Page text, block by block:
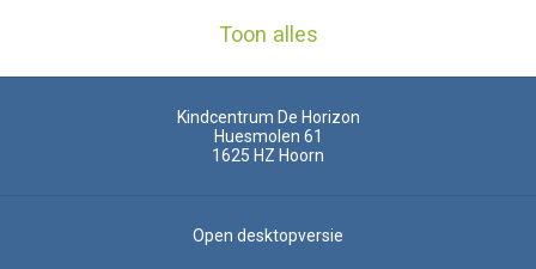
Toon alles
Kindcentrum De Horizon
Huesmolen 61
1625 HZ Hoorn
Open desktopversie